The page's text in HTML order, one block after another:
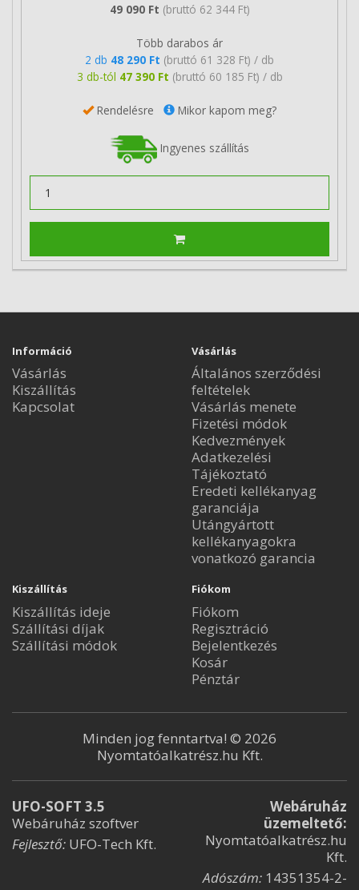
49 090 Ft (bruttó 62 344 Ft)
Több darabos ár
2 db 48 290 Ft (bruttó 61 328 Ft) / db
3 db-tól 47 390 Ft (bruttó 60 185 Ft) / db
Rendelésre Mikor kapom meg?
Ingyenes szállítás
Információ
Vásárlás
Kiszállítás
Kapcsolat
Vásárlás
Általános szerződési
feltételek
Vásárlás menete
Fizetési módok
Kedvezmények
Adatkezelési
Tájékoztató
Eredeti kellékanyag
garanciája
Utángyártott
kellékanyagokra
vonatkozó garancia
Kiszállítás
Kiszállítás ideje
Szállítási díjak
Szállítási módok
Fiókom
Fiókom
Regisztráció
Bejelentkezés
Kosár
Pénztár
Minden jog fenntartva! © 2026
Nyomtatóalkatrész.hu Kft.
UFO-SOFT 3.5
Webáruház szoftver
Fejlesztő: UFO-Tech Kft.
Webáruház
üzemeltető:
Nyomtatóalkatrész.hu
Kft.
Adószám: 14351354-2-